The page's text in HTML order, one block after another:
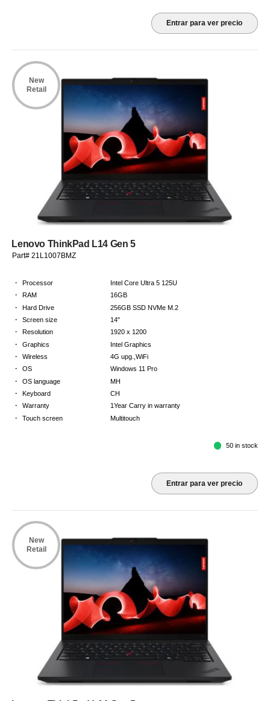
Entrar para ver precio
New
Retail
Lenovo ThinkPad L14 Gen 5
Part# 21L1007BMZ
· Processor Intel Core Ultra 5 125U
· RAM 16GB
· Hard Drive 256GB SSD NVMe M.2
· Screen size 14"
· Resolution 1920 x 1200
· Graphics Intel Graphics
· Wireless 4G upg.,WiFi
· OS Windows 11 Pro
· OS language MH
· Keyboard CH
· Warranty 1Year Carry in warranty
· Touch screen Multitouch
50 in stock
Entrar para ver precio
New
Retail